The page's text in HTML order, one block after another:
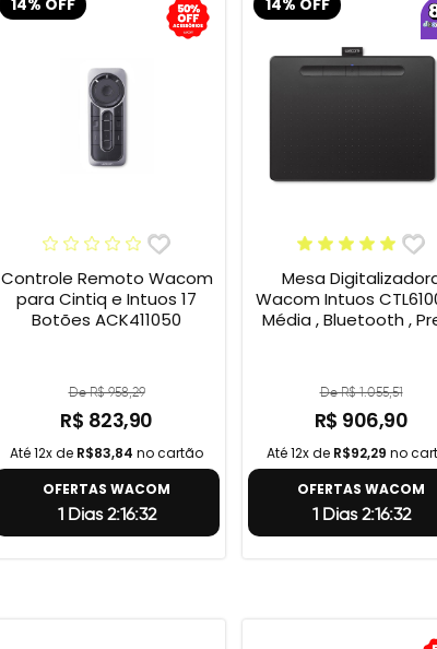
14% OFF
Controle Remoto Wacom
para Cintiq e Intuos 17
Botões ACK411050
De R$ 958,29
R$ 823,90
Até 12x de R$83,84 no cartão
OFERTAS WACOM
1 Dias 2:16:31
14% OFF
Mesa
Wacom Intuos
Média , Bluetooth ,
De R$ 1.055,51
R$ 906,90
Até 12x de R$92,29 no
OFERTAS WACOM
1 Dias 2:16:31